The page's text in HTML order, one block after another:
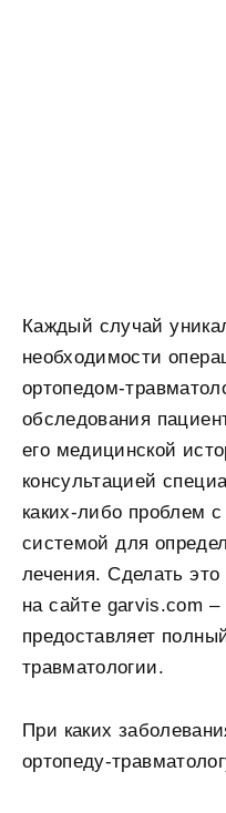
Каждый случай
необходимости
ортопедом-
обследования
его медицинской
консультацией
каких-либо проблем
системой для
лечения. Сделать
на сайте garvis.com –
предоставляет
травматологии.
При каких
ортопеду-